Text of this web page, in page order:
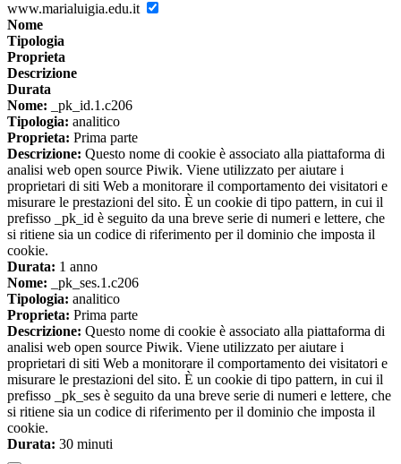
www.marialuigia.edu.it
Nome
Tipologia
Proprieta
Descrizione
Durata
Nome: _pk_id.1.c206
Tipologia: analitico
Proprieta: Prima parte
Descrizione: Questo nome di cookie è associato alla piattaforma di
analisi web open source Piwik. Viene utilizzato per aiutare i
proprietari di siti Web a monitorare il comportamento dei visitatori e
misurare le prestazioni del sito. È un cookie di tipo pattern, in cui il
prefisso _pk_id è seguito da una breve serie di numeri e lettere, che
si ritiene sia un codice di riferimento per il dominio che imposta il
cookie.
Durata: 1 anno
Nome: _pk_ses.1.c206
Tipologia: analitico
Proprieta: Prima parte
Descrizione: Questo nome di cookie è associato alla piattaforma di
analisi web open source Piwik. Viene utilizzato per aiutare i
proprietari di siti Web a monitorare il comportamento dei visitatori e
misurare le prestazioni del sito. È un cookie di tipo pattern, in cui il
prefisso _pk_ses è seguito da una breve serie di numeri e lettere, che
si ritiene sia un codice di riferimento per il dominio che imposta il
cookie.
Durata: 30 minuti